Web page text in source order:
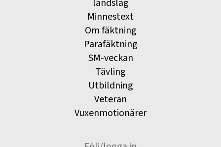
landslag
Minnestext
Om fäktning
Parafäktning
SM-veckan
Tävling
Utbildning
Veteran
Vuxenmotionärer